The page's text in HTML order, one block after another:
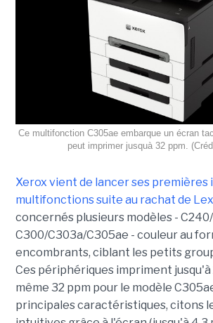
Ce multifonction C305ae embarque un écran
peut imprimer jusquà 32 ppm.
Xerox vient de lancer ses
multifonctions suite au rachat de
concernés plusieurs modèles -
C300/C303a/C305ae - couleur au
encombrants, ciblant les petits
Ces périphériques impriment jusqu'à
même 32 ppm pour le modèle
principales caractéristiques, citons